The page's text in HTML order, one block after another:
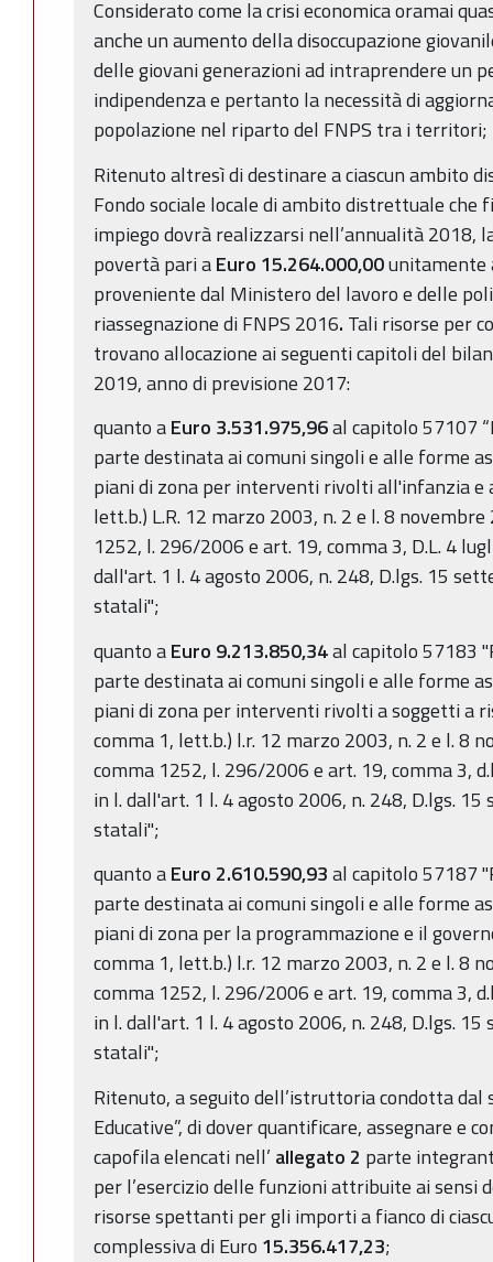
Considerato come la crisi economica oramai
anche un aumento della disoccupazione
delle giovani generazioni ad intraprendere un
indipendenza e pertanto la necessità di
popolazione nel riparto del FNPS tra i territori;
Ritenuto altresì di destinare a ciascun ambito
Fondo sociale locale di ambito distrettuale
impiego dovrà realizzarsi nell’annualità 2018,
povertà pari aEuro 15.264.000,00unitamente
proveniente dal Ministero del lavoro e delle
riassegnazione di FNPS 2016. Tali risorse per
trovano allocazione ai seguenti capitoli del
2019, anno di previsione 2017:
quanto aEuro 3.531.975,96al capitolo 57107
parte destinata ai comuni singoli e alle forme
piani di zona per interventi rivolti all'infanzia e
lett.b.) L.R. 12 marzo 2003, n. 2 e l. 8
1252, l. 296/2006 e art. 19, comma 3, D.L. 4
dall'art. 1 l. 4 agosto 2006, n. 248, D.lgs. 15
statali";
quanto aEuro 9.213.850,34al capitolo 57183
parte destinata ai comuni singoli e alle forme
piani di zona per interventi rivolti a soggetti a
comma 1, lett.b.) l.r. 12 marzo 2003, n. 2 e l. 8
comma 1252, l. 296/2006 e art. 19, comma 3,
in l. dall'art. 1 l. 4 agosto 2006, n. 248, D.lgs.
statali";
quanto aEuro 2.610.590,93al capitolo 57187
parte destinata ai comuni singoli e alle forme
piani di zona per la programmazione e il
comma 1, lett.b.) l.r. 12 marzo 2003, n. 2 e l. 8
comma 1252, l. 296/2006 e art. 19, comma 3,
in l. dall'art. 1 l. 4 agosto 2006, n. 248, D.lgs.
statali";
Ritenuto, a seguito dell’istruttoria condotta dal
Educative”, di dover quantificare, assegnare e
capofila elencati nell’ allegato 2 parte
per l’esercizio delle funzioni attribuite ai sensi
risorse spettanti per gli importi a fianco di
complessiva di Euro 15.356.417,23;